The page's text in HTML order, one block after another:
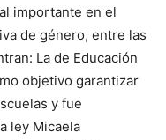
importante en el
de género, entre las
La de Educación
objetivo garantizar
y fue
ley Micaela